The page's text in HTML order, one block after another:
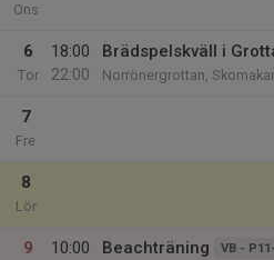
Ons
6
Tor
18:00
22:00
Brädspelskväll i
Norrönergrottan,
7
Fre
8
Lör
9
10:00
Beachträning VB -